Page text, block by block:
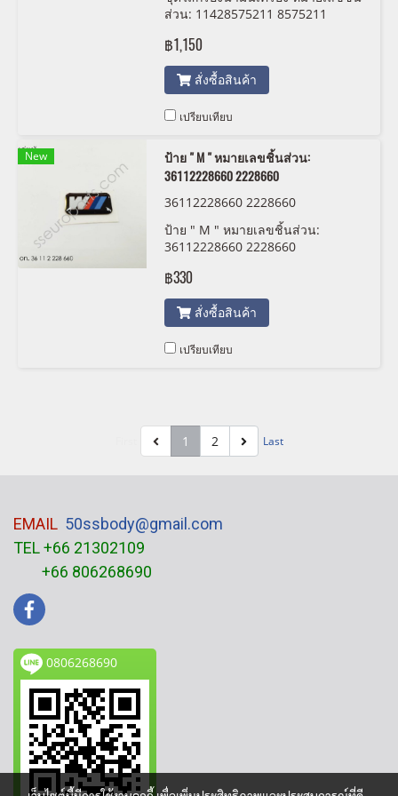
ส่วน: 11428575211 8575211
฿1,150
สั่งซื้อสินค้า
เปรียบเทียบ
New
ป้าย " M " หมายเลขชิ้นส่วน:
36112228660 2228660
36112228660 2228660
ป้าย " M " หมายเลขชิ้นส่วน:
36112228660 2228660
฿330
สั่งซื้อสินค้า
เปรียบเทียบ
1 2 Last
EMAIL 50ssbody@gmail.com
TEL +66 21302109
+66 806268690
0806268690